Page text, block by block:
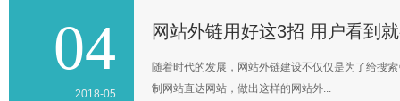
04
2018-05
网站外链用好这3招 用户看到
随着时代的发展，网站外链建设不仅仅是为了给搜
制网站直达网站，做出这样的网站外...